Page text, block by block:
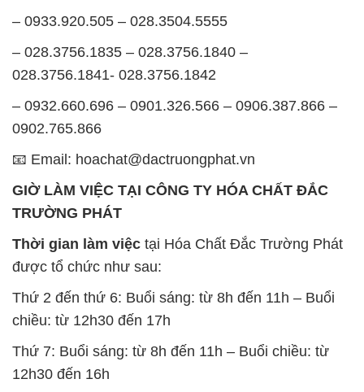
0902.765.866
📧 Email: hoachat@dactruongphat.vn
TRƯỜNG PHÁT
được tổ chức như sau:
Thứ 2 đến thứ 6: Buổi sáng: từ 8h đến 11h – Buổi
chiều: từ 12h30 đến 17h
Thứ 7: Buổi sáng: từ 8h đến 11h – Buổi chiều: từ
12h30 đến 16h
Chủ nhật: Nghỉ chủ nhật hàng tuần
thủ giờ làm việc để đảm bảo sự hỗ trợ tốt nhất cho
khách hàng và đảm bảo hiệu suất công việc cao